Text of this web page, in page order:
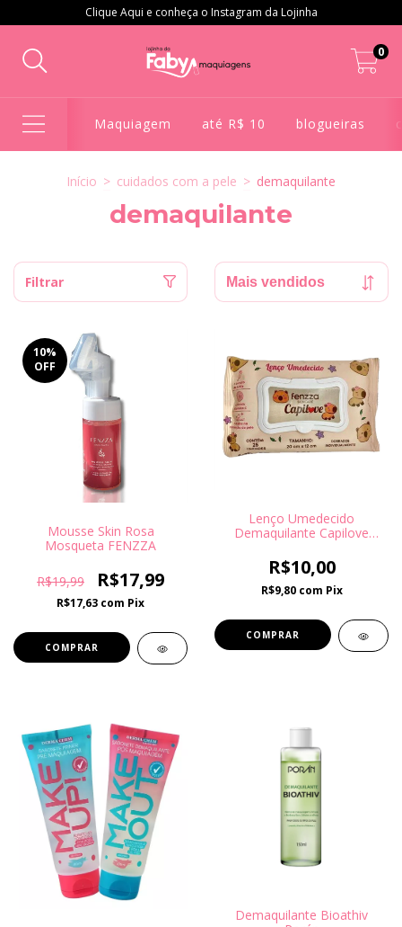
Clique Aqui e conheça o Instagram da Lojinha
0
Maquiagem até R$ 10 blogueiras
Início > cuidados com a pele > demaquilante
demaquilante
Filtrar
10%
OFF
Mousse Skin Rosa
Mosqueta FENZZA
R$19,99 R$17,99
R$17,63 com Pix
Lenço Umedecido
Demaquilante Capilove
R$10,00
R$9,80 com Pix
Demaquilante Bioathiv